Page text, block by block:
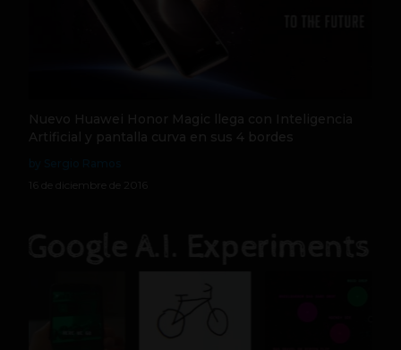
Nuevo Huawei Honor Magic llega con Inteligencia
Artificial y pantalla curva en sus 4 bordes
16 de diciembre de 2016